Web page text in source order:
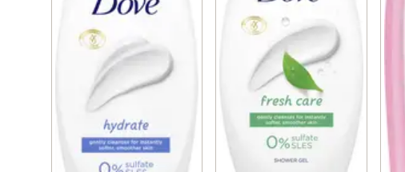
Pressa ut en generös mängd Dove Hydrate duschtvål i
handflatorna. Massera sedan in den återfuktande
duschkrämen i huden och skölj av för att få en mjuk och
På Dove är vår vision en värld där skönhet är en källa till
självförtroende, inte ångest. Så vi har ett uppdrag att
hjälpa nästa generations kvinnor att utveckla en positiv